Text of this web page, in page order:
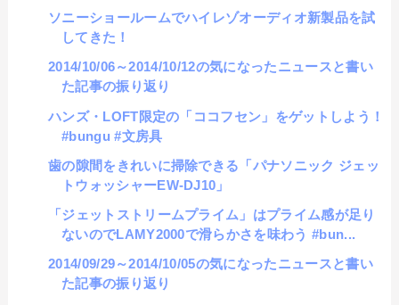
ソニーショールームでハイレゾオーディオ新製品を試
してきた！
2014/10/06～2014/10/12の気になったニュースと書い
た記事の振り返り
ハンズ・LOFT限定の「ココフセン」をゲットしよう！
#bungu #文房具
歯の隙間をきれいに掃除できる「パナソニック ジェッ
トウォッシャーEW-DJ10」
「ジェットストリームプライム」はプライム感が足り
ないのでLAMY2000で滑らかさを味わう #bun...
2014/09/29～2014/10/05の気になったニュースと書い
た記事の振り返り